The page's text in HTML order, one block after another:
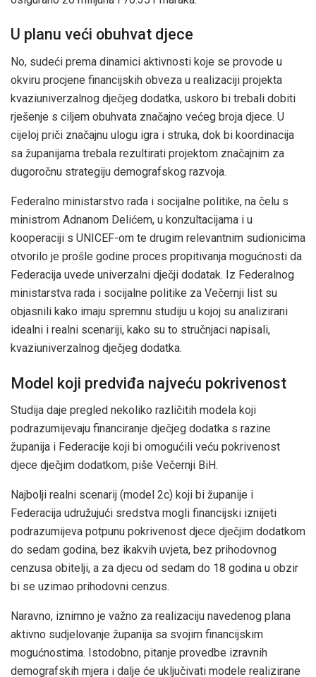
U planu veći obuhvat djece
No, sudeći prema dinamici aktivnosti koje se provode u
okviru procjene financijskih obveza u realizaciji projekta
kvaziuniverzalnog dječjeg dodatka, uskoro bi trebali dobiti
rješenje s ciljem obuhvata značajno većeg broja djece. U
cijeloj priči značajnu ulogu igra i struka, dok bi koordinacija
sa županijama trebala rezultirati projektom značajnim za
dugoročnu strategiju demografskog razvoja.
Federalno ministarstvo rada i socijalne politike, na čelu s
ministrom Adnanom Delićem, u konzultacijama i u
kooperaciji s UNICEF-om te drugim relevantnim sudionicima
otvorilo je prošle godine proces propitivanja mogućnosti da
Federacija uvede univerzalni dječji dodatak. Iz Federalnog
ministarstva rada i socijalne politike za Večernji list su
objasnili kako imaju spremnu studiju u kojoj su analizirani
idealni i realni scenariji, kako su to stručnjaci napisali,
kvaziuniverzalnog dječjeg dodatka.
Model koji predviđa najveću pokrivenost
Studija daje pregled nekoliko različitih modela koji
podrazumijevaju financiranje dječjeg dodatka s razine
županija i Federacije koji bi omogućili veću pokrivenost
djece dječjim dodatkom, piše Večernji BiH.
Najbolji realni scenarij (model 2c) koji bi županije i
Federacija udružujući sredstva mogli financijski iznijeti
podrazumijeva potpunu pokrivenost djece dječjim dodatkom
do sedam godina, bez ikakvih uvjeta, bez prihodovnog
cenzusa obitelji, a za djecu od sedam do 18 godina u obzir
bi se uzimao prihodovni cenzus.
Naravno, iznimno je važno za realizaciju navedenog plana
aktivno sudjelovanje županija sa svojim financijskim
mogućnostima. Istodobno, pitanje provedbe izravnih
demografskih mjera i dalje će uključivati modele realizirane